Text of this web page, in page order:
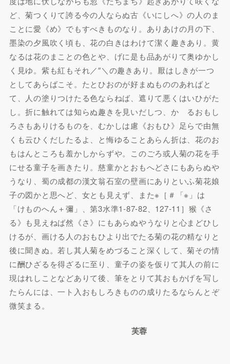
ど、菊つくりて誇る今の人ならぬ古《いにしへ》の人のま
ことに愛《め》でもすべきものなり。ありあけの月の下、
墨染の夕風吹く頃も、花の白きはわけて潔く趣きあり。黄
なるは花のまことの色とや、げに是も品あがりて奥ゆかし
く見ゆ。紫も紅もそれ／″＼の趣きあり。厭はしきが一つ
としてあらばこそ。たとひおのが好まぬもののあればと
て、人の塗りつけたる色ならねば、遮りて悪くはいひがた
し。折に触れては知らぬ趣きを見いだしつ、かゝるおもし
ろさもありけるものを、むかしは慮《おもひ》足らで由無
くも云ひくだしたるよ、と悔ゆることあらん折は、花のお
もはんところも羞かしからずや。このごろ或人菊の花を手
にせる童子を画きたり。慈童かとおもへどさにもあらぬや
うなり、蜀の成都の漢文翁石室の壁画にありといふ菊花娘
子の図かと思へど、女とも見えず、また※［＃「※」は
「けものへん＋彌」、第3水準1-87-82、127-11］猴《さ
る》も見えねば然《さ》にもあらぬやうなりと心まどひし
けるが、画ける人のおもひより出でたる菊の花の精なりと
後に聞きぬ。若し其人菊をめづること深くして、菊その情
に酬ひざるを得ざるに至り、童子の姿を仮りて其人の前に
現はれしことなどありて後、筆をとりて其おもかげを写し
たらんには、一ト入おもしろきものの成りたるならんとぞ
微笑まる。
芙蓉